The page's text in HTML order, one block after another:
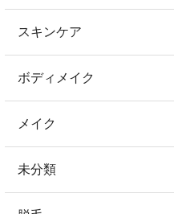
スキンケア
ボディメイク
メイク
未分類